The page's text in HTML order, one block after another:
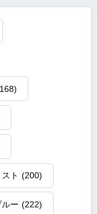
ト (200)
ー (222)